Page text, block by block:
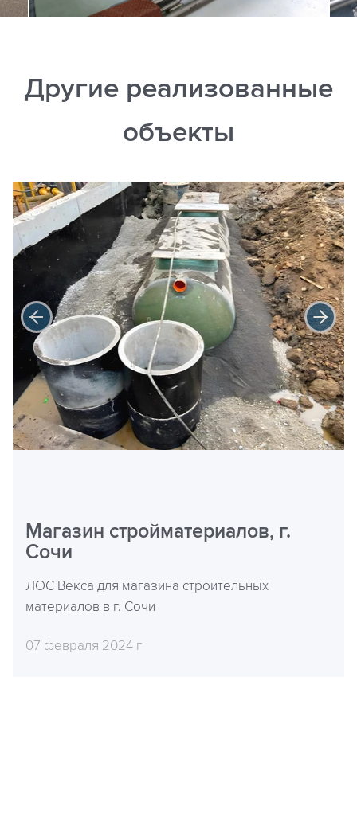
Другие реализованные
объекты
Магазин стройматериалов, г.
Сочи
ЛОС Векса для магазина строительных
материалов в г. Сочи
07 февраля 2024 г